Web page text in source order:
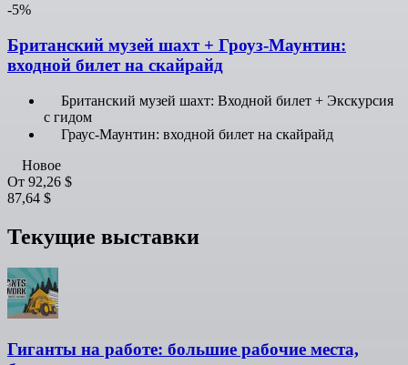
-5%
Британский музей шахт + Гроуз-Маунтин:
входной билет на скайрайд
Британский музей шахт: Входной билет + Экскурсия
с гидом
Граус-Маунтин: входной билет на скайрайд
Новое
От 92,26 $
87,64 $
Текущие выставки
Гиганты на работе: большие рабочие места,